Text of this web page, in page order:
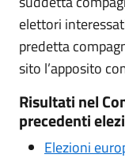
elettori
predetta
sito l’apposito
Risultati nel
precedenti
Elezioni